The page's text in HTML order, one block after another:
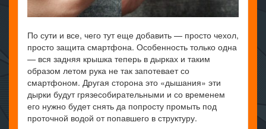
По сути и все, чего тут еще добавить — просто чехол,
просто защита смартфона. Особенность только одна
— вся задняя крышка теперь в дырках и таким
образом летом рука не так запотевает со
смартфоном. Другая сторона это «дышания» эти
дырки будут грязесобирательными и со временем
его нужно будет снять да попросту промыть под
проточной водой от попавшего в структуру.